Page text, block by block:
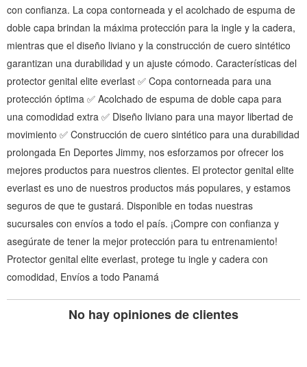
con confianza. La copa contorneada y el acolchado de espuma de
doble capa brindan la máxima protección para la ingle y la cadera,
mientras que el diseño liviano y la construcción de cuero sintético
garantizan una durabilidad y un ajuste cómodo. Características del
protector genital elite everlast ✅ Copa contorneada para una
protección óptima ✅ Acolchado de espuma de doble capa para
una comodidad extra ✅ Diseño liviano para una mayor libertad de
movimiento ✅ Construcción de cuero sintético para una durabilidad
prolongada En Deportes Jimmy, nos esforzamos por ofrecer los
mejores productos para nuestros clientes. El protector genital elite
everlast es uno de nuestros productos más populares, y estamos
seguros de que te gustará. Disponible en todas nuestras
sucursales con envíos a todo el país. ¡Compre con confianza y
asegúrate de tener la mejor protección para tu entrenamiento!
Protector genital elite everlast, protege tu ingle y cadera con
comodidad, Envíos a todo Panamá
No hay opiniones de clientes